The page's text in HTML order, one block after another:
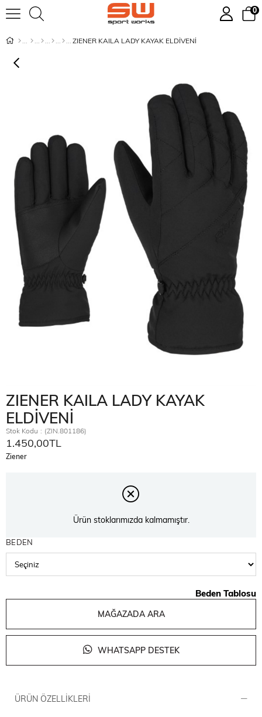
0
ZIENER KAILA LADY KAYAK ELDİVENİ
ZIENER KAILA LADY KAYAK
ELDİVENİ
Stok Kodu (ZIN.801186)
1.450,00TL
Ziener
Ürün stoklarımızda kalmamıştır.
BEDEN
Beden Tablosu
MAĞAZADA ARA
WHATSAPP DESTEK
ÜRÜN ÖZELLIKLERI